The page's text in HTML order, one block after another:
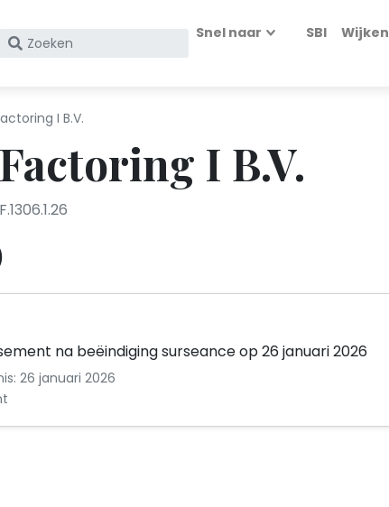
Zoek
of
KvK
nummer
Snel naar SBI Wijken
I B.V.
I B.V.
na beëindiging surseance op 26 januari 2026
26 januari 2026